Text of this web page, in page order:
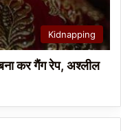
Kidnapping
कर गैंग रेप, अश्लील